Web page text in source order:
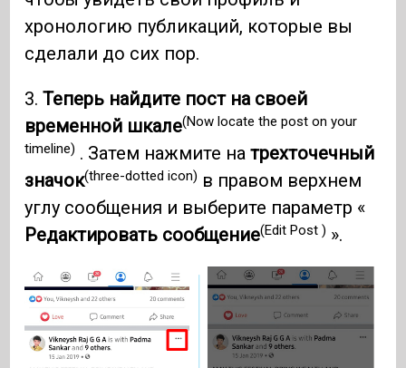
хронологию публикаций, которые вы
сделали до сих пор.
3.Теперь найдите пост на своей
временной шкале(Now locate the post on your
timeline) . Затем нажмите натрехточечный
значок(three-dotted icon) в правом верхнем
углу сообщения и выберите параметр «
Редактировать сообщение(Edit Post ) ».